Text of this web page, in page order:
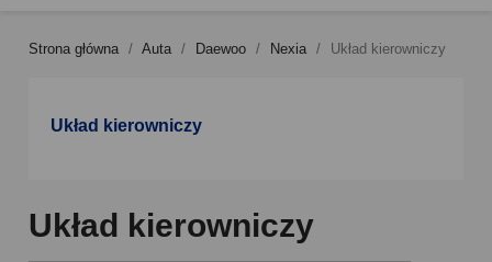
Strona główna Auta Daewoo Nexia Układ kierowniczy
Układ kierowniczy
Układ kierowniczy